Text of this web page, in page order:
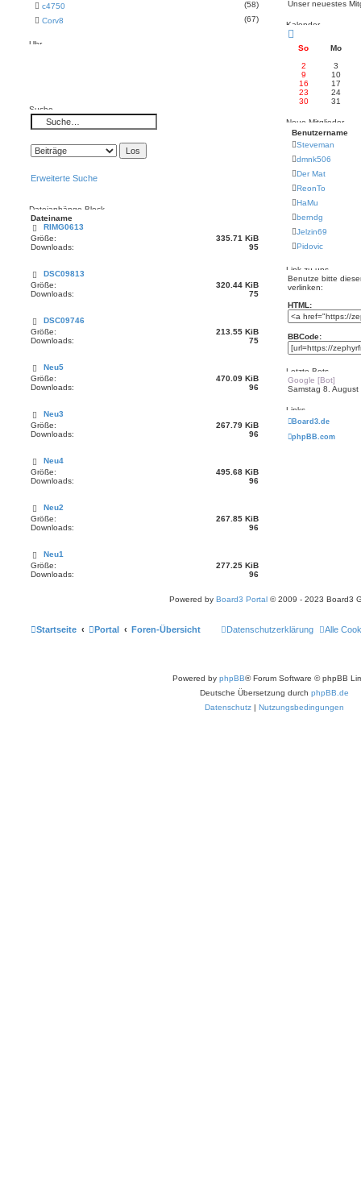
c4750
(58)
Corv8
(67)
Uhr
Suche
Erweiterte Suche
Dateianhänge-Block
Dateiname
RIMG0613
Größe:
335.71 KiB
Downloads:
95
DSC09813
Größe:
320.44 KiB
Downloads:
75
DSC09746
Größe:
213.55 KiB
Downloads:
75
Neu5
Größe:
470.09 KiB
Downloads:
96
Neu3
Größe:
267.79 KiB
Downloads:
96
Neu4
Größe:
495.68 KiB
Downloads:
96
Neu2
Größe:
267.85 KiB
Downloads:
96
Neu1
Größe:
277.25 KiB
Downloads:
96
Unser neuestes
Kalender
So
Mo
2
3
9
10
16
17
23
24
30
31
Neue Mitglieder
Benutzername
Steveman
dmnk506
Der Mat
ReonTo
HaMu
berndg
Jelzin69
Pidovic
Link zu uns
Benutze bitte
verlinken:
HTML:
BBCode:
Letzte Bots
Google [Bot]
Samstag 8.
Links
Board3.de
phpBB.com
Powered by Board3 Portal © 2009 - 2023 Board3
Startseite Portal Foren-Übersicht Alle
Datenschutzerklärung
Powered by phpBB® Forum Software © phpBB
Deutsche Übersetzung durch phpBB.de
Datenschutz | Nutzungsbedingungen